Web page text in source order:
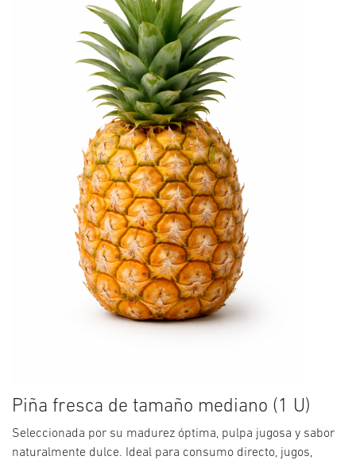
Piña fresca de tamaño mediano (1 U)
Seleccionada por su madurez óptima, pulpa jugosa y sabor
naturalmente dulce. Ideal para consumo directo, jugos,